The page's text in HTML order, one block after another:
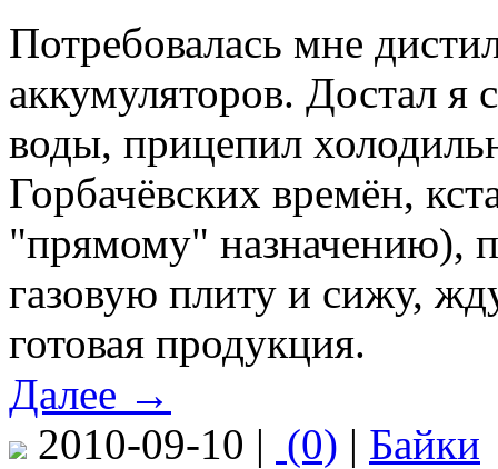
Потребовалась мне
аккумуляторов. Достал я
воды, прицепил
Горбачёвских времён,
"прямому" назначению),
газовую плиту и сижу,
готовая продукция.
Далее →
2010-09-10 | (0) | Байки